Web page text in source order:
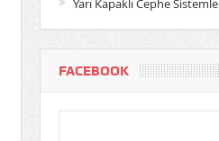
Yarı Kapaklı Cephe
FACEBOOK